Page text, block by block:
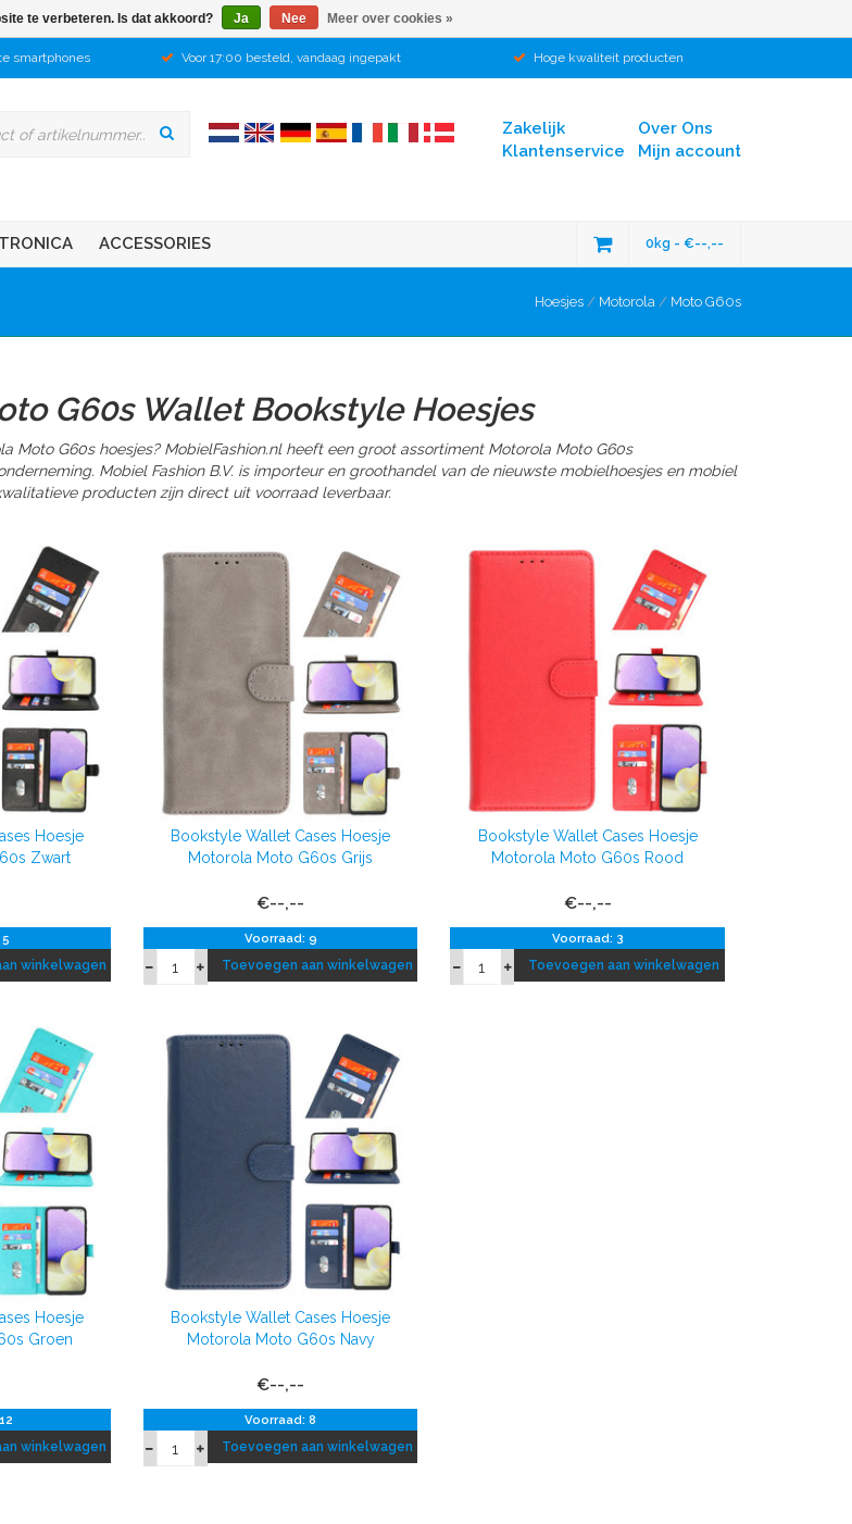
smartphones Voor 17:00 besteld, vandaag ingepakt Hoge kwaliteit producten
Over Ons
Mijn account
Zakelijk
Klantenservice
ACCESSORIES 0kg - €--,--
Hoesjes / Motorola / Moto G60s
G60s Wallet Bookstyle Hoesjes
Moto G60s hoesjes? MobielFashion.nl heeft een groot assortiment Motorola Moto G60s
Mobiel Fashion B.V. is importeur en groothandel van de nieuwste mobielhoesjes en mobiel
producten zijn direct uit voorraad leverbaar.
Hoesje
Zwart
winkelwagen
Bookstyle Wallet Cases Hoesje
Motorola Moto G60s Grijs
€--,--
Voorraad: 9
Toevoegen aan winkelwagen
Bookstyle Wallet Cases Hoesje
Motorola Moto G60s Rood
€--,--
Voorraad: 3
Toevoegen aan winkelwagen
Hoesje
Groen
winkelwagen
Bookstyle Wallet Cases Hoesje
Motorola Moto G60s Navy
€--,--
Voorraad: 8
Toevoegen aan winkelwagen
te verbeteren. Is dat akkoord? Ja Nee Meer over cookies »